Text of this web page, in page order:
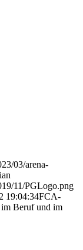
03/arena-
11/PGLogo.png
19:04:34FCA-
Beruf und im